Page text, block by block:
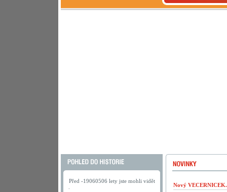
Před -19060506 lety jste mohli vidět
Nový